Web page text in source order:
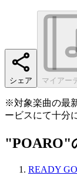
シェア マイアー
※対象楽曲の最
ービスにて十分
"POARO"
READY